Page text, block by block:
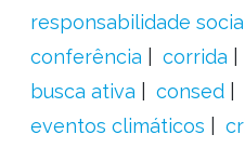
responsabilidade
conferência
corrida
busca ativa
consed
eventos climáticos